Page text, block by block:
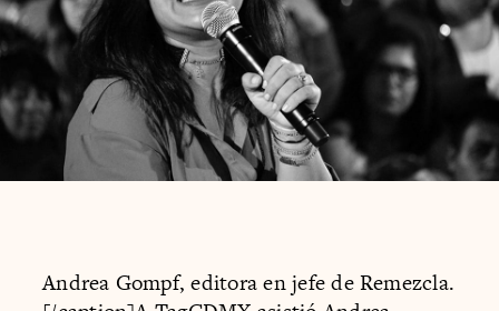
Andrea Gompf, editora en jefe de Remezcla.